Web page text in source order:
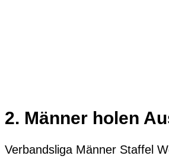
2. Männer holen
Verbandsliga Männer Staffel